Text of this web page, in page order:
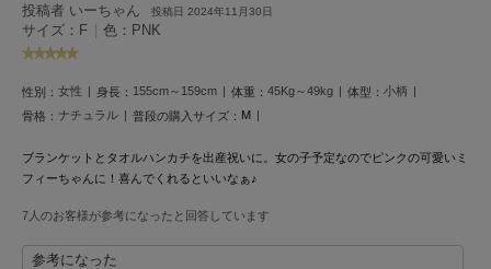
GELATO PIQUE CAT&DOG
ジェラート ピケ キャットアンドドッグ
gelato pique Sleep
ジェラート ピケ スリープ
グラミチ
Henon.
へノン
投稿者 いーちゃん 投稿日 2024年11月30日
サイズ：F | 色：PNK
性別： 女性 身長： 155cm～159cm 体重： 45Kg～49kg 体型： 小柄
骨格： ナチュラル 普段の購入サイズ： M
ブランケットとタオルハンカチを出産祝いに。女の子予定なのでピンクの可愛いミ
フィーちゃんに！喜んでくれるといいなぁ♪
7人のお客様が参考になったと回答しています
参考になった